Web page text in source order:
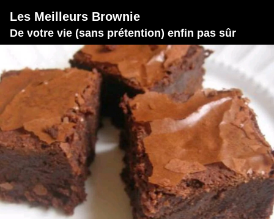
Les Meilleurs Brownie
De votre vie (sans prétention) enfin pas sûr